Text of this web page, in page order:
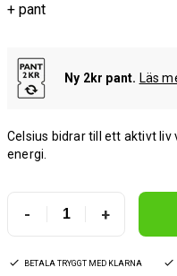
+ pant
Ny 2kr pant. Läs
Celsius bidrar till ett aktivt liv
energi.
- +
BETALA TRYGGT MED KLARNA